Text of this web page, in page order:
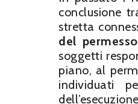
conclusione
stretta
del
soggetti
piano, al
individuati